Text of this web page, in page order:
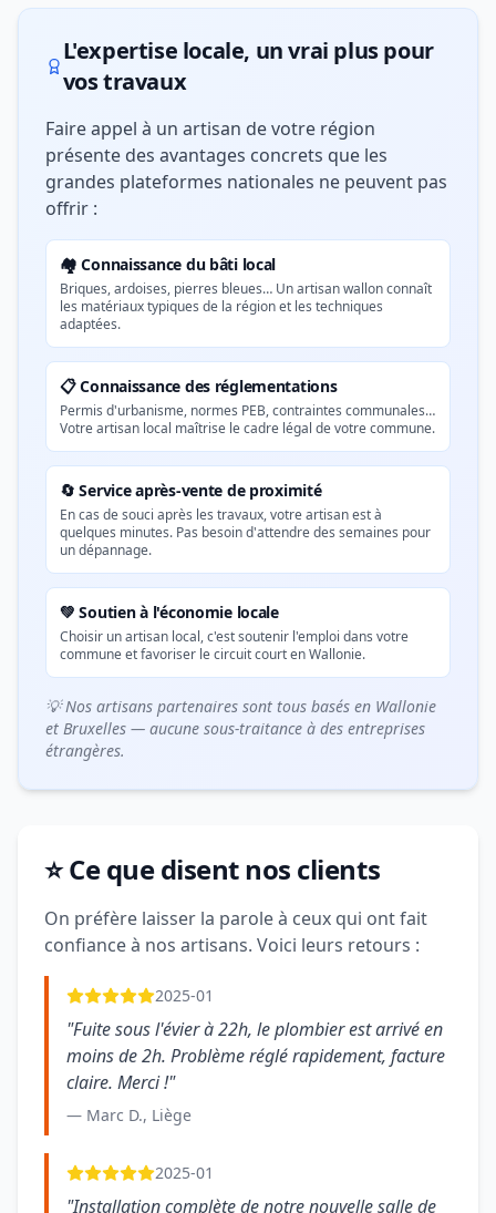
L'expertise locale, un vrai plus pour
vos travaux
Faire appel à un artisan de votre région
présente des avantages concrets que les
grandes plateformes nationales ne peuvent pas
offrir :
🏘️ Connaissance du bâti local
Briques, ardoises, pierres bleues… Un artisan wallon connaît
les matériaux typiques de la région et les techniques
adaptées.
📋 Connaissance des réglementations
Permis d'urbanisme, normes PEB, contraintes communales…
Votre artisan local maîtrise le cadre légal de votre commune.
🔄 Service après-vente de proximité
En cas de souci après les travaux, votre artisan est à
quelques minutes. Pas besoin d'attendre des semaines pour
un dépannage.
💚 Soutien à l'économie locale
Choisir un artisan local, c'est soutenir l'emploi dans votre
commune et favoriser le circuit court en Wallonie.
💡 Nos artisans partenaires sont tous basés en Wallonie
et Bruxelles — aucune sous-traitance à des entreprises
étrangères.
⭐ Ce que disent nos clients
On préfère laisser la parole à ceux qui ont fait
confiance à nos artisans. Voici leurs retours :
2025-01
"Fuite sous l'évier à 22h, le plombier est arrivé en
moins de 2h. Problème réglé rapidement, facture
claire. Merci !"
— Marc D., Liège
2025-01
"Installation complète de notre nouvelle salle de